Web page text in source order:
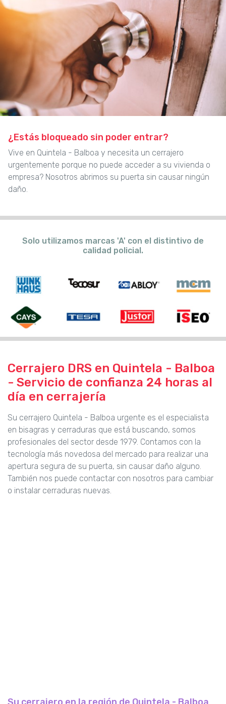
¿Estás bloqueado sin poder entrar?
Vive en Quintela - Balboa y necesita un cerrajero
urgentemente porque no puede acceder a su vivienda o
empresa? Nosotros abrimos su puerta sin causar ningún
daño.
Solo utilizamos marcas 'A' con el distintivo de
calidad policial.
Cerrajero DRS en Quintela - Balboa
- Servicio de confianza 24 horas al
día en cerrajería
Su cerrajero Quintela - Balboa urgente es el especialista
en bisagras y cerraduras que está buscando, somos
profesionales del sector desde 1979. Contamos con la
tecnología más novedosa del mercado para realizar una
apertura segura de su puerta, sin causar daño alguno.
También nos puede contactar con nosotros para cambiar
o instalar cerraduras nuevas.